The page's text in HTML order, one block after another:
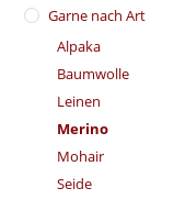
Garne nach Art
Alpaka
Baumwolle
Leinen
Merino
Mohair
Seide